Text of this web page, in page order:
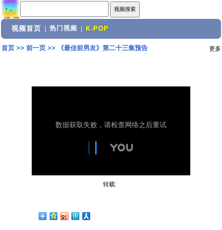
视频首页 热门视频 K-POP
首页>> 前一页>> 《最佳前男友》第二十三集预告 更多
转载: